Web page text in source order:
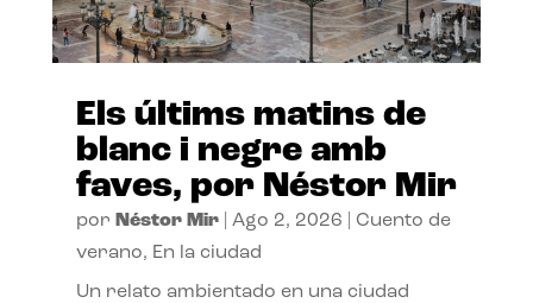
Els últims matins de
blanc i negre amb
faves, por Néstor Mir
por Néstor Mir| Ago 2, 2026
Cuento de
verano, En la ciudad
Un relato ambientado en una ciudad